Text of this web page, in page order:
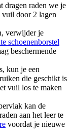
dragen raden we je
vuil door 2 lagen
verwijder je
schoenenborstel
beschermende
kun je een
die geschikt is
vuil los te maken
kan de
aan het leer te
voordat je nieuwe